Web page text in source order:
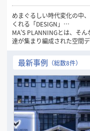
めまぐるしい時代変化の中
くれる「DESIGN」…
MA’S PLANNINGとは、そ
達が集まり編成された空間
1981年の創設以来32年間
せを感じてもらいたい…”
というシンプルなコンセプ
お客様に提供してまいりま
現代のトレンド・ニーズの
中、この思いを忘れず、変
とのない
「普遍的DESIGNの可能性
最新事例 （総数8件）